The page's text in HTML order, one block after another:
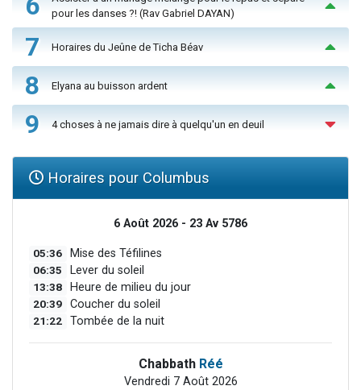
pour les danses ?! (Rav Gabriel DAYAN)
7 Horaires du Jeûne de Ticha Béav
8 Elyana au buisson ardent
9 4 choses à ne jamais dire à quelqu'un en deuil
Horaires pour Columbus
6 Août 2026 - 23 Av 5786
05:36 Mise des Téfilines
06:35 Lever du soleil
13:38 Heure de milieu du jour
20:39 Coucher du soleil
21:22 Tombée de la nuit
Chabbath Réé
Vendredi 7 Août 2026